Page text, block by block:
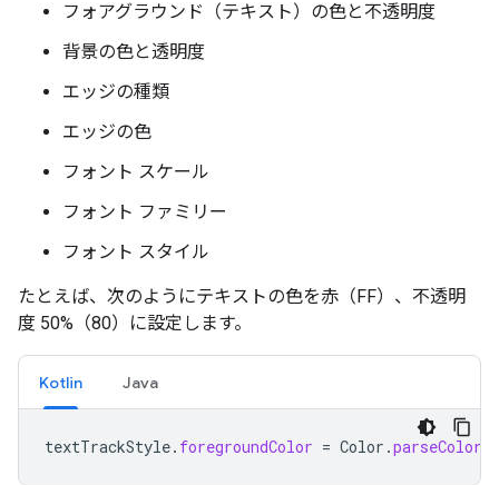
フォアグラウンド（テキスト）の色と不透明度
背景の色と透明度
エッジの種類
エッジの色
フォント スケール
フォント ファミリー
フォント スタイル
たとえば、次のようにテキストの色を赤（FF）、不透明
度 50%（80）に設定します。
Kotlin Java
textTrackStyle. foregroundColor = Color .parseColor